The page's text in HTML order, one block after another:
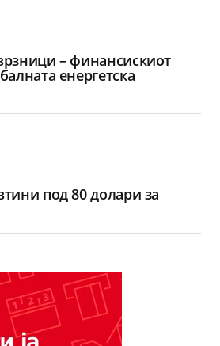
– финансискиот
енергетска
под 80 долари за